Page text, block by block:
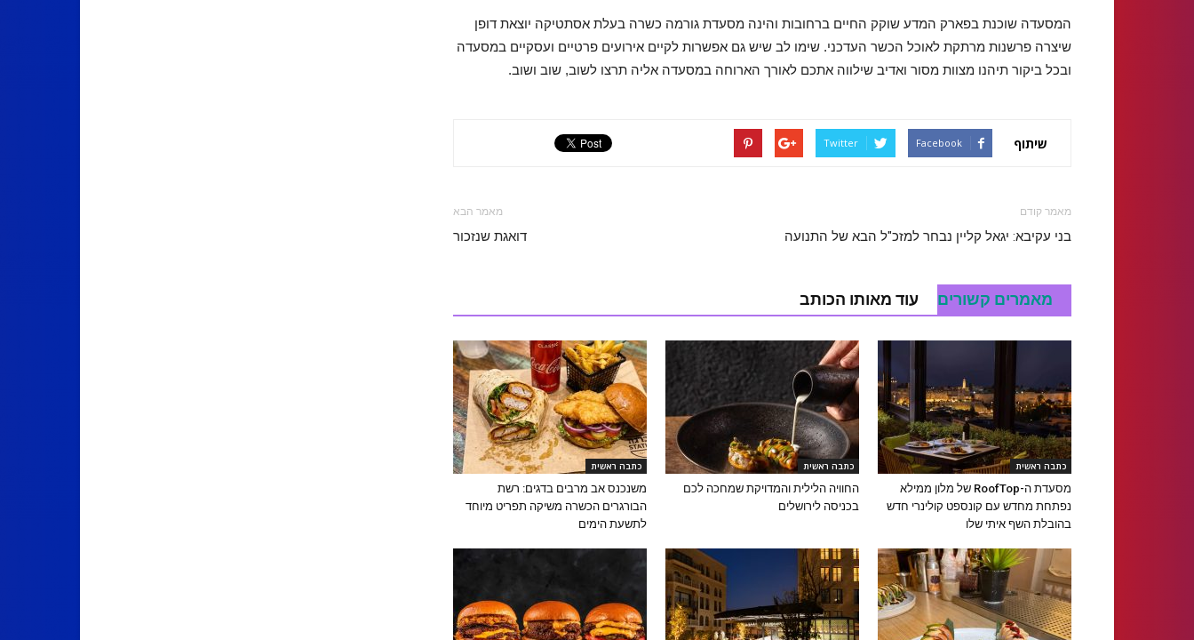
המסעדה שוכנת בפארק המדע שוקק החיים ברחובות והינה מסעדת גורמה כשרה בעלת אסתטיקה יוצאת דופן
שיצרה פרשנות מרתקת לאוכל הכשר העדכני. שימו לב שיש גם אפשרות לקיים אירועים פרטיים ועסקיים במסעדה
ובכל ביקור תיהנו מצוות מסור ואדיב שילווה אתכם לאורך הארוחה במסעדה אליה תרצו לשוב, שוב ושוב.
שיתוף Facebook
Twitter
מאמר קודם
בני עקיבא: יגאל קליין נבחר למזכ"ל הבא של התנועה
מאמר הבא
דואגת שנזכור
מאמרים קשורים עוד מאותו הכותב
כתבה ראשית
מסעדת ה-RoofTop של מלון ממילא
נפתחת מחדש עם קונספט קולינרי חדש
בהובלת השף איתי שלו
כתבה ראשית
החוויה הלילית והמדויקת שמחכה לכם
בכניסה לירושלים
כתבה ראשית
משנכנס אב מרבים בדגים: רשת
הבורגרים הכשרה משיקה תפריט מיוחד
לתשעת הימים